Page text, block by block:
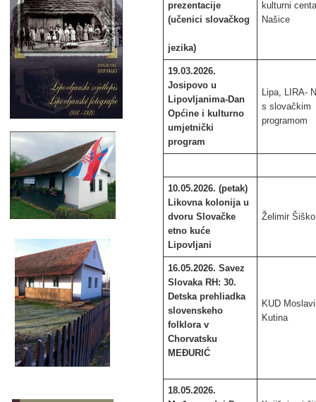
prezentacije
(učenici slovačkog
jezika)
kulturni
Našice
19.03.2026.
Josipovo u
Lipovljanima-Dan
Općine i kulturno
umjetnički
program
Lipa, LIRA-
s slovačkim
programom
10.05.2026. (petak)
Likovna kolonija u
dvoru Slovačke
etno kuće
Lipovljani
Želimir Šiško
16.05.2026. Savez
Slovaka RH: 30.
Detska prehliadka
slovenskeho
folklora v
Chorvatsku
MEĐURIĆ
KUD
18.05.2026.